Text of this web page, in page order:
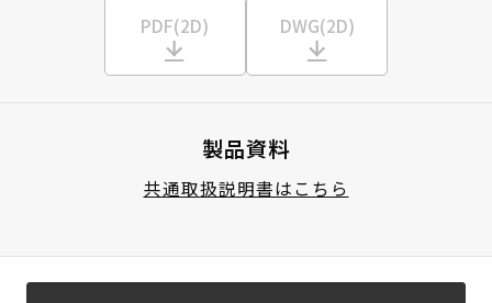
PDF(2D) DWG(2D)
製品資料
共通取扱説明書はこちら